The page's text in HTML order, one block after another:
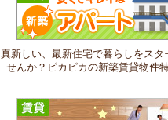
真新しい、最新住宅で暮らしをスタ
せんか？ピカピカの新築賃貸物件